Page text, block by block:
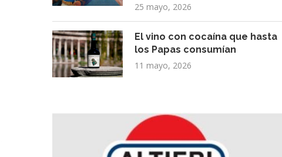
25 mayo, 2026
El vino con cocaína que hasta
los Papas consumían
11 mayo, 2026